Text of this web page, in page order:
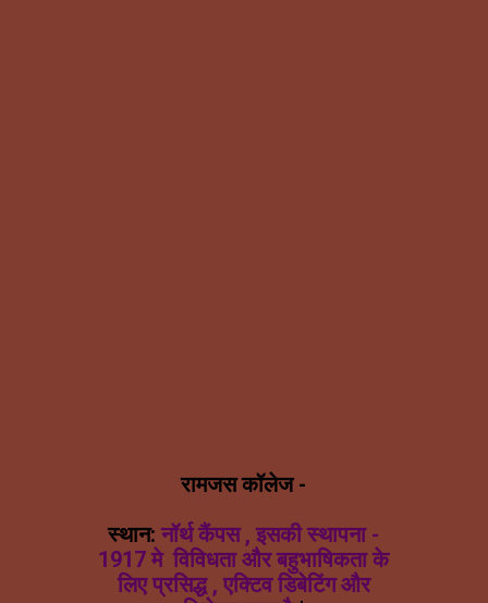
रामजस कॉलेज -
स्थान:नॉर्थ कैंपस , इसकी स्थापना -
1917 मे विविधता और बहुभाषिकता के
लिए प्रसिद्ध , एक्टिव डिबेटिंग और